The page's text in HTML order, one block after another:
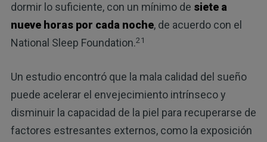
dormir lo suficiente, con un mínimo de siete a
nueve horas por cada noche, de acuerdo con el
National Sleep Foundation.21
Un estudio encontró que la mala calidad del sueño
puede acelerar el envejecimiento intrínseco y
disminuir la capacidad de la piel para recuperarse de
factores estresantes externos, como la exposición